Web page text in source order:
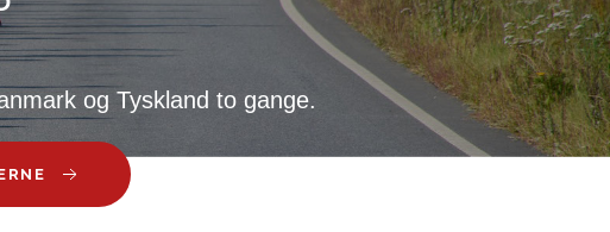
og Tyskland to gange.